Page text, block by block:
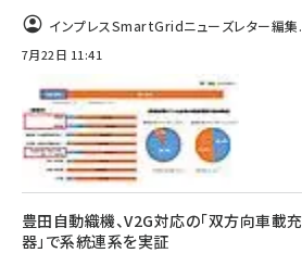
インプレスSmartGridニューズレター編集
7月22日 11:41
豊田自動織機、V2G対応の「双方向車載
器」で系統連系を実証